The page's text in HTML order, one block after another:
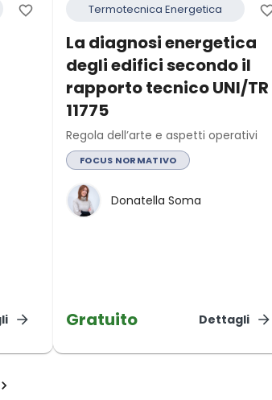
Termotecnica Energetica
La diagnosi energetica
degli edifici secondo il
rapporto tecnico UNI/TR
11775
Regola dell’arte e aspetti operativi
FOCUS NORMATIVO
Donatella Soma
Gratuito Dettagli